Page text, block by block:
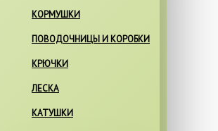
КОРМУШКИ
ПОВОДОЧНИЦЫ И КОРОБКИ
КРЮЧКИ
ЛЕСКА
КАТУШКИ